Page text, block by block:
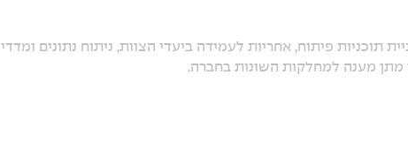
תוכניות פיתוח, אחריות לעמידה ביעדי הצוות, ניתוח נתונים ומדדי
מתן מענה למחלקות השונות בחברה.